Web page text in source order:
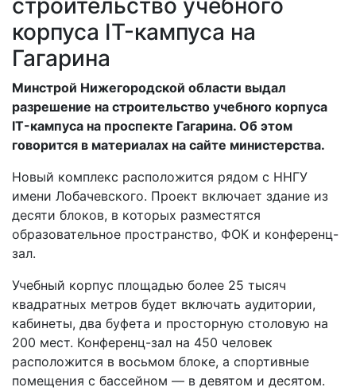
строительство учебного
корпуса IT-кампуса на
Гагарина
Минстрой Нижегородской области выдал
разрешение на строительство учебного корпуса
IT-кампуса на проспекте Гагарина. Об этом
говорится в материалах на сайте министерства.
Новый комплекс расположится рядом с ННГУ
имени Лобачевского. Проект включает здание из
десяти блоков, в которых разместятся
образовательное пространство, ФОК и конференц-
зал.
Учебный корпус площадью более 25 тысяч
квадратных метров будет включать аудитории,
кабинеты, два буфета и просторную столовую на
200 мест. Конференц-зал на 450 человек
расположится в восьмом блоке, а спортивные
помещения с бассейном — в девятом и десятом.